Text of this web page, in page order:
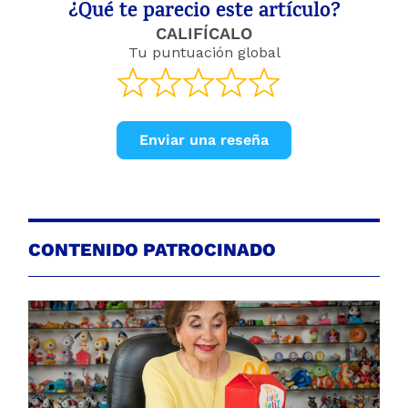
¿Qué te parecio este artículo?
CALIFÍCALO
Tu puntuación global
Enviar una reseña
CONTENIDO PATROCINADO